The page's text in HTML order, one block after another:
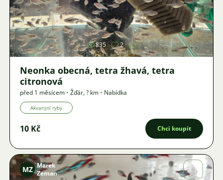
Obrázek
835 2
Neonka obecná, tetra žhavá, tetra
citronová
před 1 měsícem • Žďár,? km • Nabídka
Akvarijní ryby
10 Kč Chci koupit
MZ Marek
Zeman